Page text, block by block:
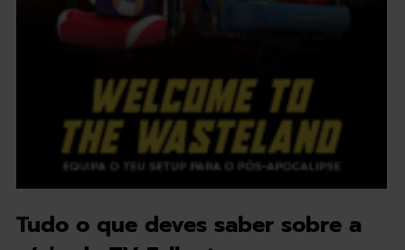
Tudo o que deves saber sobre a